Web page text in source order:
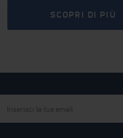
SCOPRI DI PIÙ